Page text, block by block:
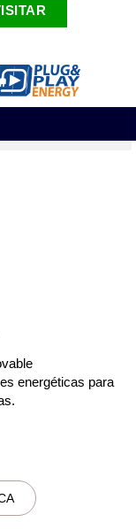
energéticas para